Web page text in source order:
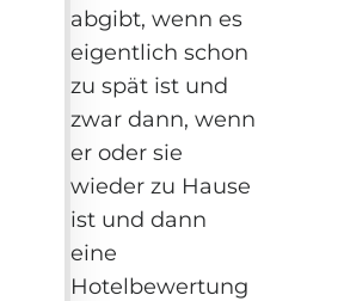
abgibt, wenn es
eigentlich schon
zu spät ist und
zwar dann, wenn
er oder sie
wieder zu Hause
ist und dann
eine
Hotelbewertung